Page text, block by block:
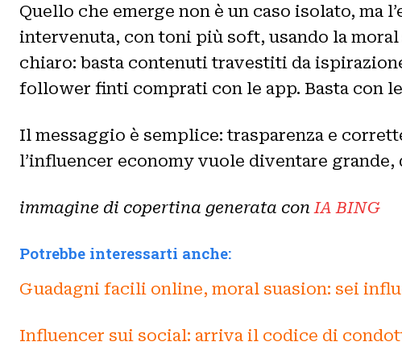
Quello che emerge non è un caso isolato, ma
intervenuta, con toni più soft, usando la
chiaro: basta contenuti travestiti da
follower finti comprati con le app. Basta con
Il messaggio è semplice: trasparenza e
l’influencer economy vuole diventare
immagine di copertina generata con IA BING
Potrebbe interessarti anche:
Guadagni facili online, moral suasion: sei
Influencer sui social: arriva il codice di